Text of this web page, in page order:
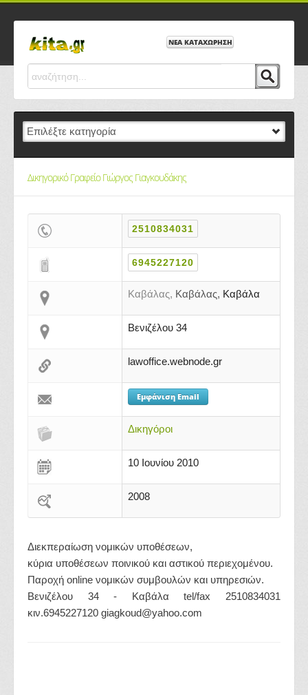
ΝΕΑ ΚΑΤΑΧΩΡΗΣΗ
Δικηγορικό Γραφείο Γιώργος Γιαγκουδάκης
2510834031
6945227120
Καβάλας, Καβάλας, Καβάλα
Βενιζέλου 34
lawoffice.webnode.gr
Εμφάνιση Email
Δικηγόροι
10 Ιουνίου 2010
2008
Διεκπεραίωση νομικών υποθέσεων,
κύρια υποθέσεων ποινικού και αστικού περιεχομένου.
Παροχή online νομικών συμβουλών και υπηρεσιών.
Βενιζέλου 34 - Καβάλα tel/fax 2510834031
κιν.6945227120 giagkoud@yahoo.com